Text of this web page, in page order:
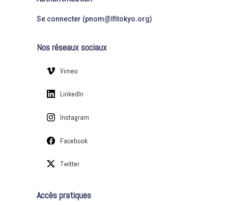
g
o
e
Se connecter (pnom@lfitokyo.org)
Nos réseaux sociaux
Vimeo
LinkedIn
Instagram
Facebook
Twitter
Accès pratiques